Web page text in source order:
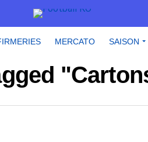
MERCATO SAISON